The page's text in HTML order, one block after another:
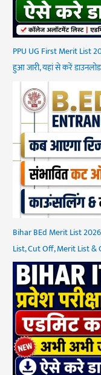
PPU UG First Merit List
हुआ जारी, यहां से करें डाउनलोड
Bihar BEd Merit List
List, Cut Off, Merit List